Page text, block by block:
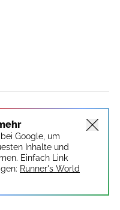
Google, um
Inhalte und
Einfach Link
Runner's World